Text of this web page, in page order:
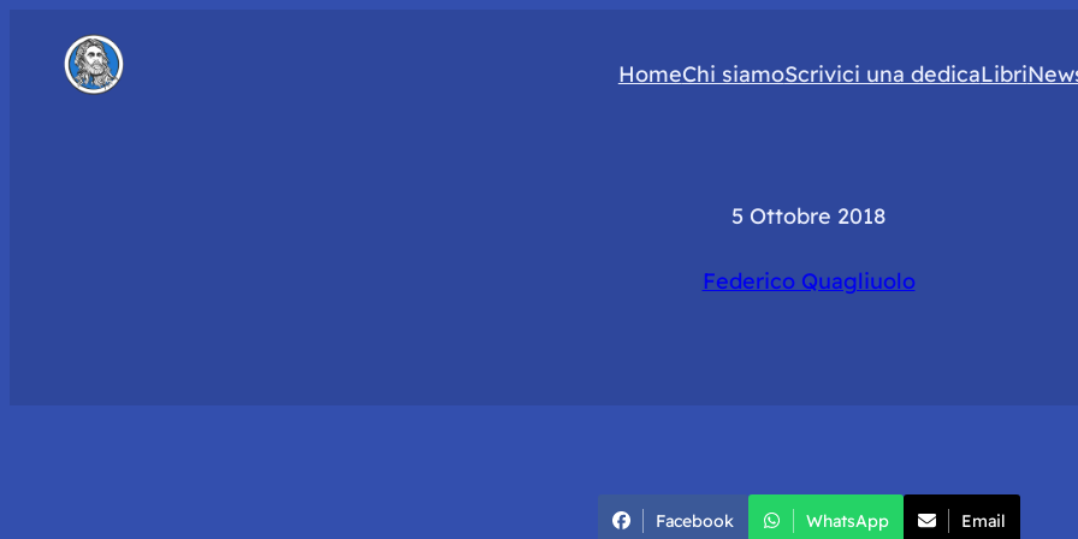
HomeChi siamoScrivici una dedicaLibri
5 Ottobre 2018
Federico Quagliuolo
Facebook WhatsApp Email